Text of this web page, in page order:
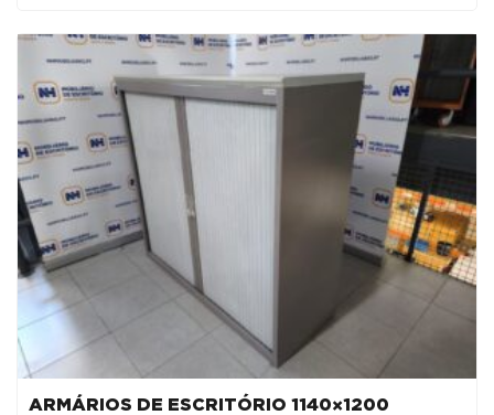
ARMÁRIOS DE ESCRITÓRIO 1140×1200